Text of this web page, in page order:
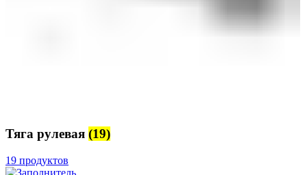
Тяга рулевая (19)
19 продуктов